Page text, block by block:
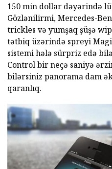
150 min dollar dəyərində
Gözlənilirmi, Mercedes-
trickles və yumşaq şüşə
tətbiq üzərində spreyi
sistemi hələ sürpriz edə
Control bir neçə saniyə
bilərsiniz panorama dam
qaranlıq.